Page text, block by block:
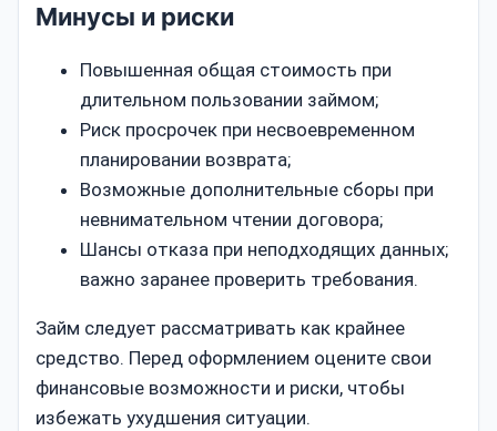
Минусы и риски
Повышенная общая стоимость при
длительном пользовании займом;
Риск просрочек при несвоевременном
планировании возврата;
Возможные дополнительные сборы при
невнимательном чтении договора;
Шансы отказа при неподходящих данных;
важно заранее проверить требования.
Займ следует рассматривать как крайнее
средство. Перед оформлением оцените свои
финансовые возможности и риски, чтобы
избежать ухудшения ситуации.